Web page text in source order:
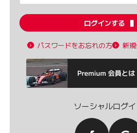
ログインする
パスワードをお忘れの方 新
ソーシャルログ